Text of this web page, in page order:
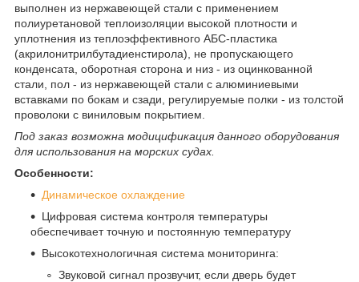
выполнен из нержавеющей стали с применением
полиуретановой теплоизоляции высокой плотности и
уплотнения из теплоэффективного АБС-пластика
(акрилонитрилбутадиенстирола), не пропускающего
конденсата, оборотная сторона и низ - из оцинкованной
стали, пол - из нержавеющей стали с алюминиевыми
вставками по бокам и сзади, регулируемые полки - из толстой
проволоки с виниловым покрытием.
Под заказ возможна модицификация данного оборудования
для использования на морских судах.
Особенности:
Динамическое охлаждение
Цифровая система контроля температуры
обеспечивает точную и постоянную температуру
Высокотехнологичная система мониторинга:
Звуковой сигнал прозвучит, если дверь будет